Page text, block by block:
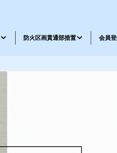
防火区画貫通部措置 会員